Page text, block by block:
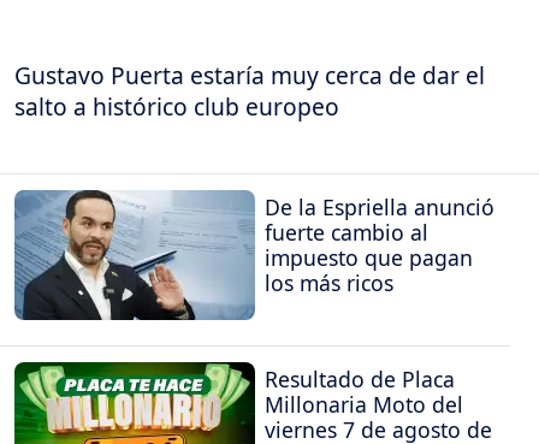
Gustavo Puerta estaría muy cerca de dar el
salto a histórico club europeo
De la Espriella anunció
fuerte cambio al
impuesto que pagan
los más ricos
Resultado de Placa
Millonaria Moto del
viernes 7 de agosto de